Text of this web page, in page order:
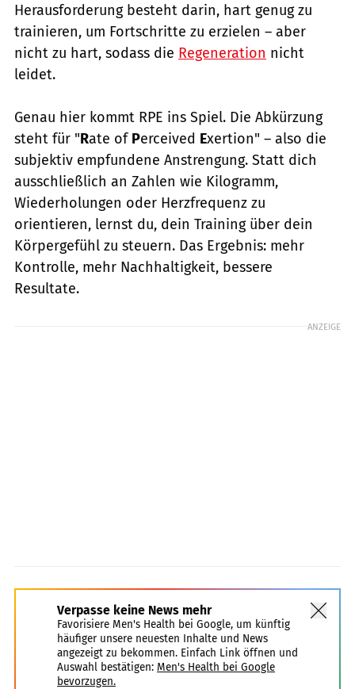
Herausforderung besteht darin, hart genug zu
trainieren, um Fortschritte zu erzielen – aber
nicht zu hart, sodass die Regeneration nicht
leidet.
Genau hier kommt RPE ins Spiel. Die Abkürzung
steht für "Rate of Perceived Exertion" – also die
subjektiv empfundene Anstrengung. Statt dich
ausschließlich an Zahlen wie Kilogramm,
Wiederholungen oder Herzfrequenz zu
orientieren, lernst du, dein Training über dein
Körpergefühl zu steuern. Das Ergebnis: mehr
Kontrolle, mehr Nachhaltigkeit, bessere
Resultate.
ANZEIGE
Verpasse keine News mehr
Favorisiere Men's Health bei Google, um künftig
häufiger unsere neuesten Inhalte und News
angezeigt zu bekommen. Einfach Link öffnen und
Auswahl bestätigen: Men's Health bei Google
bevorzugen.